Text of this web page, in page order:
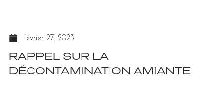
février 27, 2023
RAPPEL SUR LA
DÉCONTAMINATION AMIANTE